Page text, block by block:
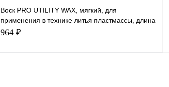
Воск PRO UTILITY WAX, мягкий, для
применения в технике литья пластмассы, длина
140мм,125г. YAMAHACHI
964 ₽